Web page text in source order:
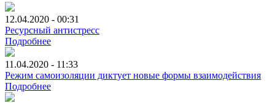
12.04.2020 - 00:31
Ресурсный антистресс
Подробнее
11.04.2020 - 11:33
Режим самоизоляции диктует новые формы взаимодействия
Подробнее